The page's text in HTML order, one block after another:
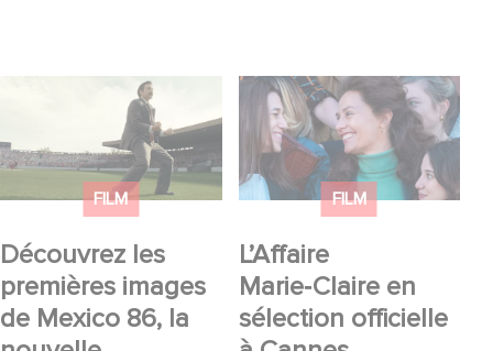
FILM
Découvrez les
premières images
de Mexico 86, la
Découvrez les
premières images de
Mexico 86, la nouvelle
production Gaumont
FILM
L’Affaire
Marie‑Claire en
sélection officielle
L’Affaire Marie‑Claire
en sélection officielle à
Cannes